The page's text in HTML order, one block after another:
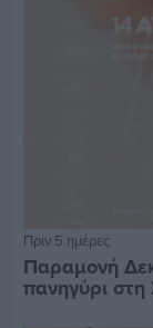
Πριν 5 ημέρες
Παραμονή
πανηγύρι στη